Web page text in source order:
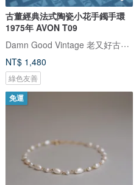
古董經典法式陶瓷小花手鐲手環
1975年 AVON T09
Damn Good Vintage 老又好古董珠寶
NT$ 1,480
綠色友善
免運